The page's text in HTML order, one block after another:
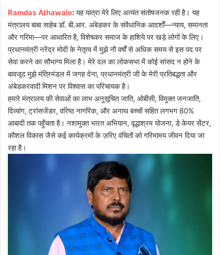
Ramdas Athawale:यह यात्रा मेरे लिए अत्यंत संतोषजनक रही है। यह
मंत्रालय बाबा साहेब डॉ. बी.आर. अंबेडकर के संवैधानिक आदर्शों—न्याय, समानता
और गरिमा—पर आधारित है, विशेषकर समाज के हाशिये पर खड़े लोगों के लिए।
प्रधानमंत्री नरेंद्र मोदी के नेतृत्व में मुझे नौ वर्षों से अधिक समय से इस पद पर
सेवा करने का सौभाग्य मिला है। मेरे दल का लोकसभा में कोई सांसद न होने के
बावजूद मुझे मंत्रिमंडल में जगह देना, प्रधानमंत्री जी के मेरी प्रतिबद्धता और
अंबेडकरवादी मिशन पर विश्वास का परिचायक है।
हमारे मंत्रालय की सेवाओं का लाभ अनुसूचित जाति, ओबीसी, विमुक्त जनजाति,
दिव्यांग, ट्रांसजेंडर, वरिष्ठ नागरिक, और अनाथ बच्चों सहित लगभग 80%
आबादी तक पहुँचता है। नशामुक्त भारत अभियान, वृद्धाश्रम योजना, डे केयर सेंटर,
कौशल विकास जैसे कई कार्यक्रमों के ज़रिए वंचितों को गरिमामय जीवन दिया जा
रहा है।